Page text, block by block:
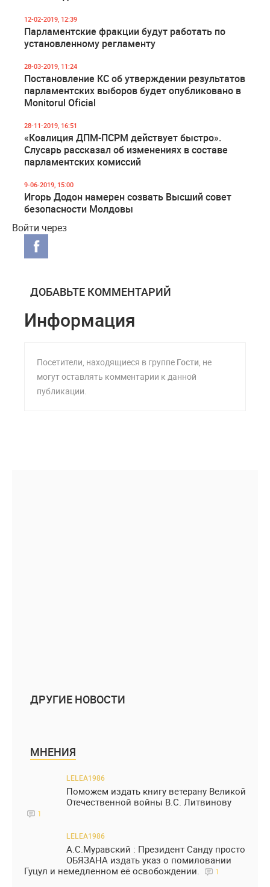
12-02-2019, 12:39
Парламентские фракции будут работать по
установленному регламенту
28-03-2019, 11:24
Постановление КС об утверждении результатов
парламентских выборов будет опубликовано в
Monitorul Oficial
28-11-2019, 16:51
«Коалиция ДПМ-ПСРМ действует быстро».
Слусарь рассказал об изменениях в составе
парламентских комиссий
9-06-2019, 15:00
Игорь Додон намерен созвать Высший совет
безопасности Молдовы
Войти через
ДОБАВЬТЕ КОММЕНТАРИЙ
Информация
Посетители, находящиеся в группе Гости, не
могут оставлять комментарии к данной
публикации.
ДРУГИЕ НОВОСТИ
МНЕНИЯ
LELEA1986
Поможем издать книгу ветерану Великой
Отечественной войны В.С. Литвинову
1
LELEA1986
А.С.Муравский : Президент Санду просто
ОБЯЗАНА издать указ о помиловании
Гуцул и немедленном её освобождении.
1